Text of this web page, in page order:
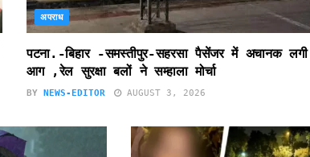
अपराध
पटना.-बिहार -समस्तीपुर-सहरसा पैसेंजर में अचानक लगी
आग ,रेल सुरक्षा बलों ने सम्हाला मोर्चा
BY NEWS-EDITOR AUGUST 3, 2026